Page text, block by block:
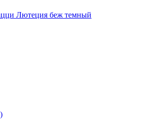
Лютеция беж темный